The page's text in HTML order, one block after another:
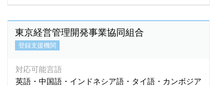
東京経営管理開発事業協同組合
登録支援機関
対応可能言語
英語・中国語・インドネシア語・タイ語・カンボジア